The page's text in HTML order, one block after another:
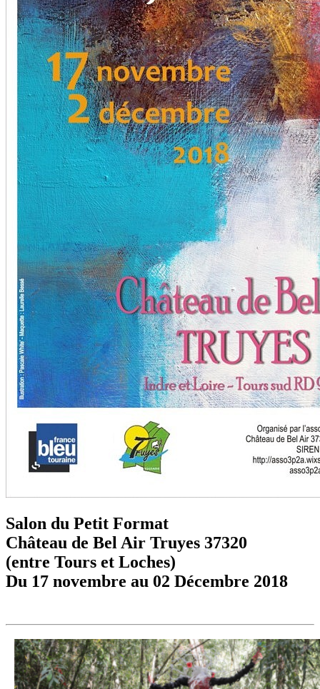
Salon du Petit Format
Château de Bel Air Truyes 37320
(entre Tours et Loches)
Du 17 novembre au 02 Décembre 2018